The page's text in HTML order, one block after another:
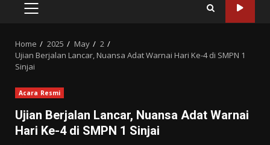
PRIMARY
Home 2025 May
2
Ujian Berjalan Lancar, Nuansa Adat Warnai Hari Ke-4 di SMPN 1
Sinjai
Acara Resmi
Ujian Berjalan Lancar, Nuansa Adat Warnai
Hari Ke-4 di SMPN 1 Sinjai